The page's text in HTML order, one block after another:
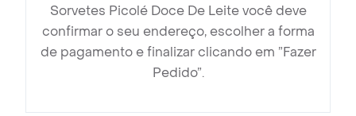
Sorvetes Picolé Doce De Leite você deve
confirmar o seu endereço, escolher a forma
de pagamento e finalizar clicando em ”Fazer
Pedido”.